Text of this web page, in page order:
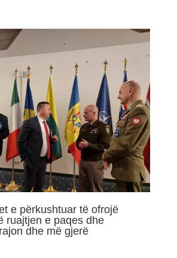
e përkushtuar të ofrojë
ruajtjen e paqes dhe
dhe më gjerë